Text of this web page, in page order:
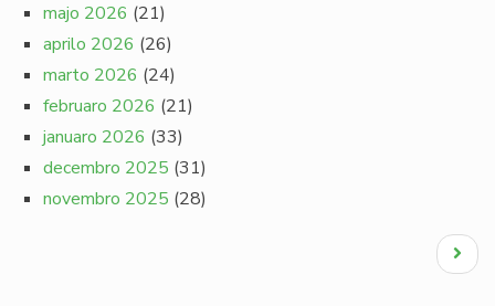
majo 2026 (21)
aprilo 2026 (26)
marto 2026 (24)
februaro 2026 (21)
januaro 2026 (33)
decembro 2025 (31)
novembro 2025 (28)
Next
page